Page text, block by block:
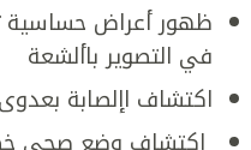
ظهور أعراض حساسية
في التصوير باألشعة
اكتشاف اإلصابة